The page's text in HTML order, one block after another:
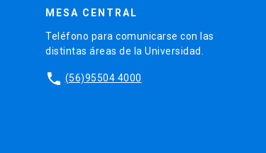
MESA CENTRAL
Teléfono para comunicarse con las
distintas áreas de la Universidad.
phone (56)95504 4000